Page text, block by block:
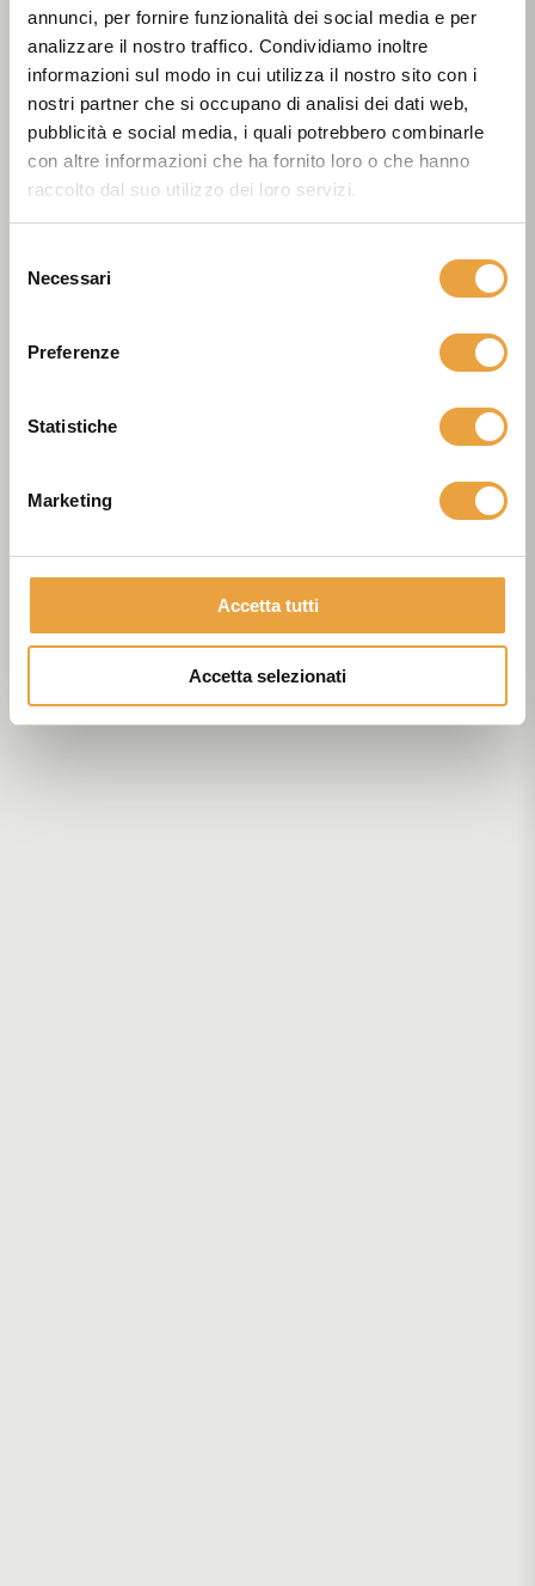
annunci, per fornire funzionalità dei social media e per
analizzare il nostro traffico. Condividiamo inoltre
informazioni sul modo in cui utilizza il nostro sito con i
nostri partner che si occupano di analisi dei dati web,
pubblicità e social media, i quali potrebbero combinarle
con altre informazioni che ha fornito loro o che hanno
raccolto dal suo utilizzo dei loro servizi.
delNecessari
Preferenze
Statistiche
Marketing
Accetta tutti
Accetta selezionati